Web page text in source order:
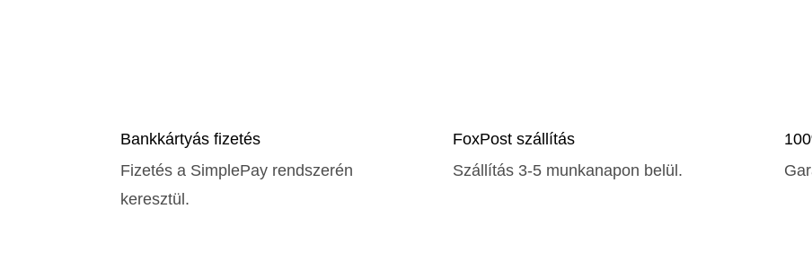
Bankkártyás fizetés
Fizetés a SimplePay rendszerén
keresztül.
FoxPost szállítás
Szállítás 3-5 munkanapon belül.